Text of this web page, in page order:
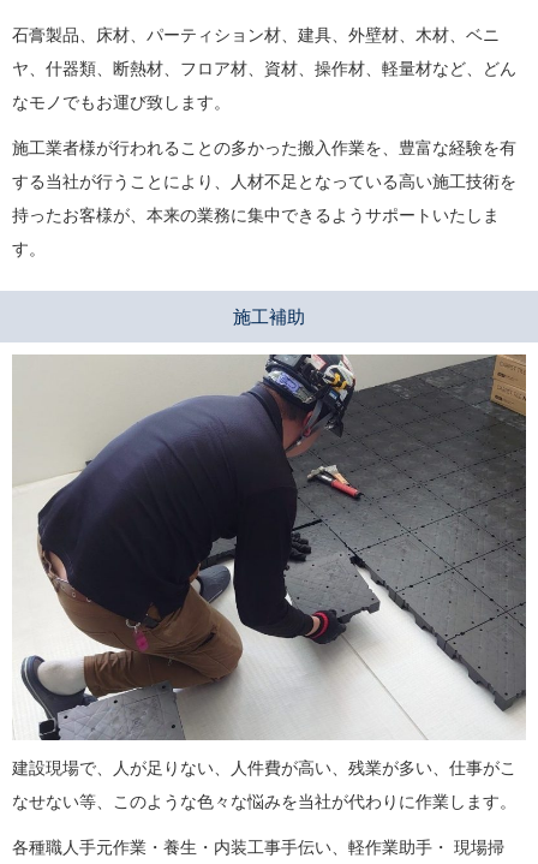
石膏製品、床材、パーティション材、建具、外壁材、木材、ベニ
ヤ、什器類、断熱材、フロア材、資材、操作材、軽量材など、どん
なモノでもお運び致します。
施工業者様が行われることの多かった搬入作業を、豊富な経験を有
する当社が行うことにより、人材不足となっている高い施工技術を
持ったお客様が、本来の業務に集中できるようサポートいたしま
す。
施工補助
建設現場で、人が足りない、人件費が高い、残業が多い、仕事がこ
なせない等、このような色々な悩みを当社が代わりに作業します。
各種職人手元作業・養生・内装工事手伝い、軽作業助手・ 現場掃